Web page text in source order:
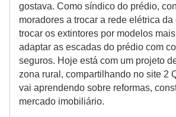
gostava. Como síndico do prédio,
moradores a trocar a rede elétrica da
trocar os extintores por modelos
adaptar as escadas do prédio com
seguros. Hoje está com um projeto
zona rural, compartilhando no site 2
vai aprendendo sobre reformas,
mercado imobiliário.